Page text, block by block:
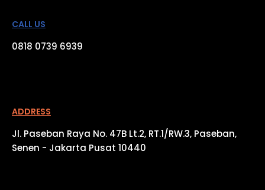
CALL US
0818 0739 6939
ADDRESS​
Jl. Paseban Raya No. 47B Lt.2, RT.1/RW.3, Paseban,
Senen - Jakarta Pusat 10440